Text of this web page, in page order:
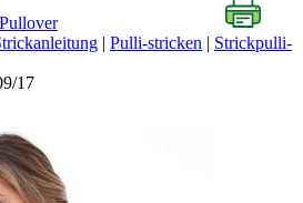
Pulli-stricken
Strickpulli-
17